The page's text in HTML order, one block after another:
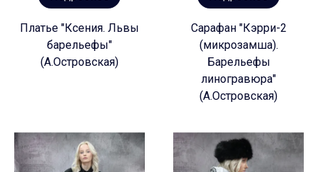
Платье "Ксения. Львы
барельефы"
(А.Островская)
Сарафан "Кэрри-2
(микрозамша).
Барельефы
линогравюра"
(А.Островская)